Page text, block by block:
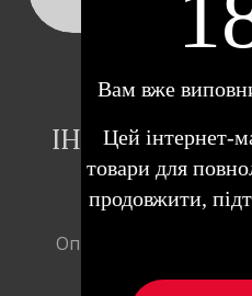
14.8Х4.8
Опис Womanizer
у
Вам вже
Цей інтернет-
товари для
продовжити,